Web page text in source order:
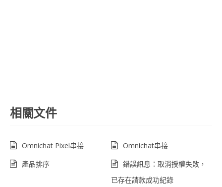
相關文件
Omnichat Pixel串接
Omnichat串接
產品排序
錯誤訊息：取消授權失敗，
已存在請款成功紀錄